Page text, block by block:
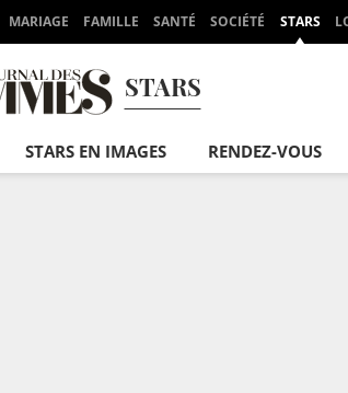
MARIAGE FAMILLE SANTÉ SOCIÉTÉ STARS
STARS
STARS EN IMAGES RENDEZ-VOUS